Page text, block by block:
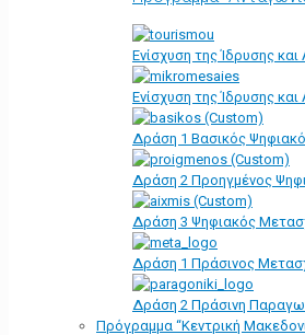
Ενίσχυση της Ίδρυσης
Ενίσχυση της Ίδρυσης
Δράση 1 Βασικός
Δράση 2 Προηγμένος
Δράση 3 Ψηφιακός
Δράση 1 Πράσινος
Δράση 2 Πράσινη
Πρόγραμμα “Κεντρική